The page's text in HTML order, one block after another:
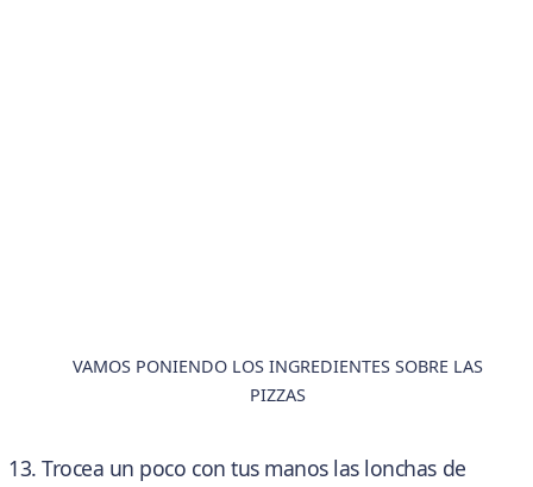
VAMOS PONIENDO LOS INGREDIENTES SOBRE LAS
PIZZAS
Trocea un poco con tus manos las lonchas de